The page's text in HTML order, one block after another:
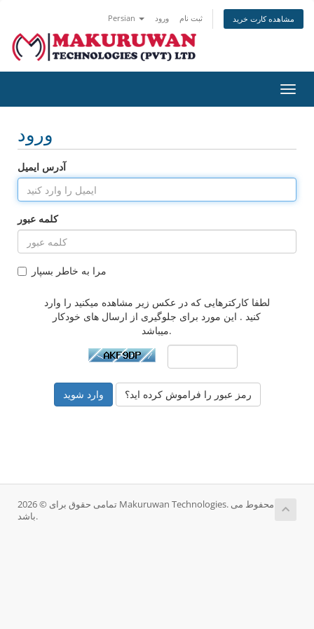
Persian ورود ثبت نام مشاهده کارت خرید
تغییر
ورود
آدرس ایمیل
کلمه عبور
مرا به خاطر بسپار
لطفا کارکترهایی که در عکس زیر مشاهده میکنید را وارد
کنید . این مورد برای جلوگیری از ارسال های خودکار
میباشد.
رمز عبور را فراموش کرده اید؟
تمامی حقوق برای © 2026 Makuruwan Technologies. محفوط می
باشد.